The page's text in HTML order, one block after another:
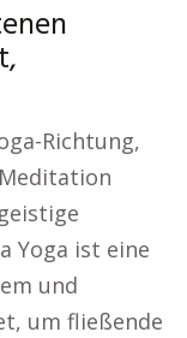
Richtung,
Yoga ist eine
und
um fließende